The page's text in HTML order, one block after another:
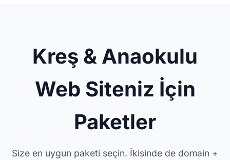
Kreş & Anaokulu
Web Siteniz İçin
Paketler
Size en uygun paketi seçin. İkisinde de domain +